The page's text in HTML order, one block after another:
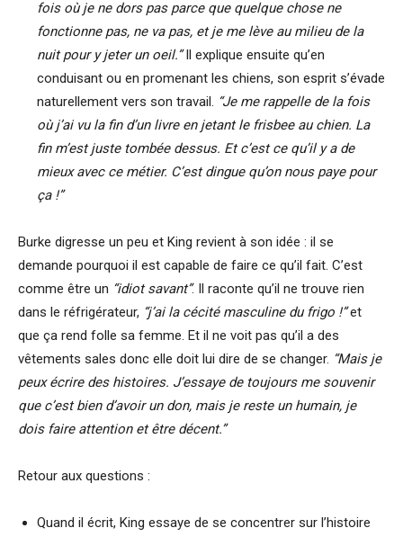
fois où je ne dors pas parce que quelque chose ne
fonctionne pas, ne va pas, et je me lève au milieu de la
nuit pour y jeter un oeil.”Il explique ensuite qu’en
conduisant ou en promenant les chiens, son esprit s’évade
naturellement vers son travail. “Je me rappelle de la fois
où j’ai vu la fin d’un livre en jetant le frisbee au chien. La
fin m’est juste tombée dessus. Et c’est ce qu’il y a de
mieux avec ce métier. C’est dingue qu’on nous paye pour
ça !”
Burke digresse un peu et King revient à son idée : il se
demande pourquoi il est capable de faire ce qu’il fait. C’est
comme être un “idiot savant”. Il raconte qu’il ne trouve rien
dans le réfrigérateur, “j’ai la cécité masculine du frigo !”et
que ça rend folle sa femme. Et il ne voit pas qu’il a des
vêtements sales donc elle doit lui dire de se changer. “Mais je
peux écrire des histoires. J’essaye de toujours me souvenir
que c’est bien d’avoir un don, mais je reste un humain, je
dois faire attention et être décent.”
Retour aux questions :
Quand il écrit, King essaye de se concentrer sur l’histoire